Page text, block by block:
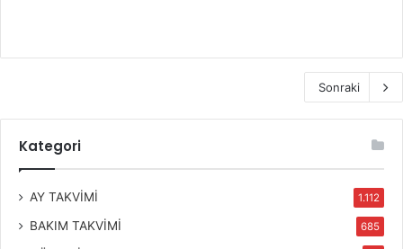
Sonraki
Kategori
AY TAKVİMİ 1.112
BAKIM TAKVİMİ 685